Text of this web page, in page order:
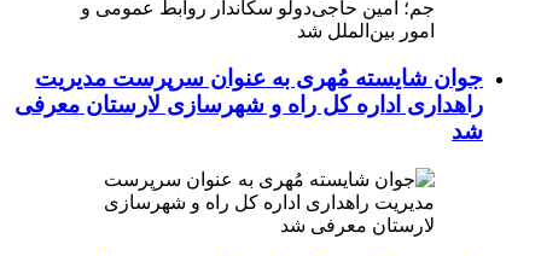
جوان شایسته مُهری به عنوان سرپرست مدیریت
راهداری اداره کل راه و شهرسازی لارستان معرفی
شد